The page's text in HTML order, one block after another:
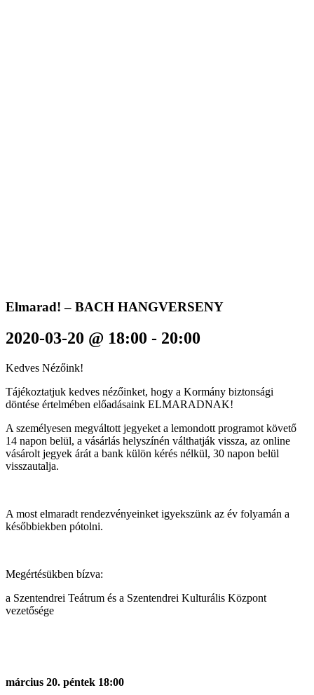
Elmarad! – BACH HANGVERSENY
2020-03-20 @ 18:00 - 20:00
Kedves Nézőink!
Tájékoztatjuk kedves nézőinket, hogy a Kormány biztonsági
döntése értelmében előadásaink ELMARADNAK!
A személyesen megváltott jegyeket a lemondott programot követő
14 napon belül, a vásárlás helyszínén válthatják vissza, az online
vásárolt jegyek árát a bank külön kérés nélkül, 30 napon belül
visszautalja.
A most elmaradt rendezvényeinket igyekszünk az év folyamán a
későbbiekben pótolni.
Megértésükben bízva:
a Szentendrei Teátrum és a Szentendrei Kulturális Központ
vezetősége
március 20. péntek 18:00